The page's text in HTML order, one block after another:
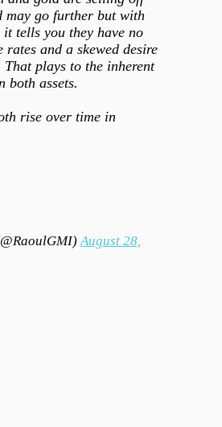
may go further but with
tells you they have no
rates and a skewed desire
plays to the inherent
both assets.
rise over time in
August 28,